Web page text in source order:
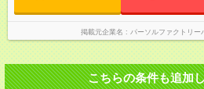
掲載元企業名 パーソルファクトリー
こちらの条件も追加